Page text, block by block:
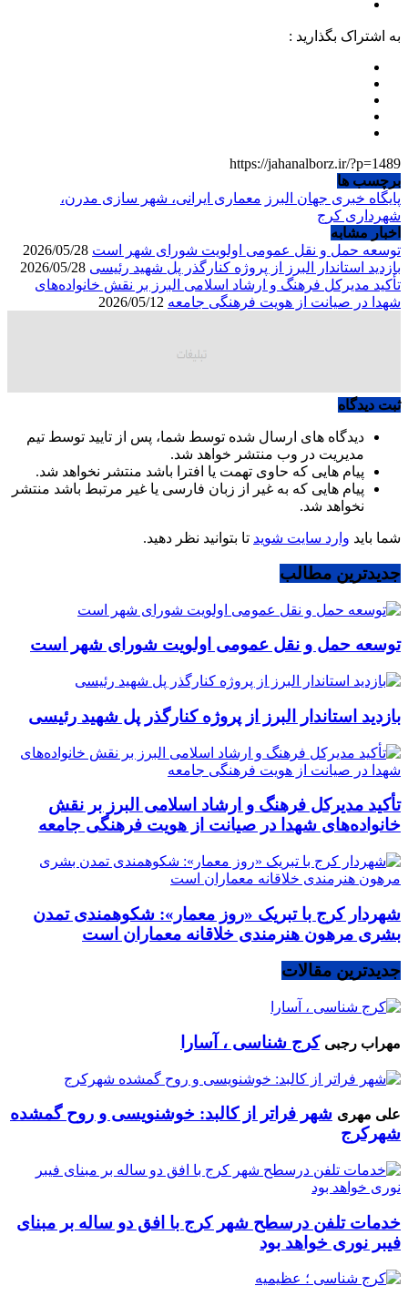
به اشتراک بگذارید :
https://jahanalborz.ir/?p=1489
برچسب ها
پایگاه خبری جهان البرز معماری ایرانی، شهر سازی مدرن،
شهرداری کرج
اخبار مشابه
توسعه حمل و نقل عمومی اولویت شورای شهر است
بازدید استاندار البرز از پروژه کنارگذر پل شهید رئیسی
تأکید مدیرکل فرهنگ و ارشاد اسلامی البرز بر نقش خانواده‌های
شهدا در صیانت از هویت فرهنگی جامعه
ثبت دیدگاه
دیدگاه های ارسال شده توسط شما، پس از تایید توسط تیم
مدیریت در وب منتشر خواهد شد.
پیام هایی که حاوی تهمت یا افترا باشد منتشر نخواهد شد.
پیام هایی که به غیر از زبان فارسی یا غیر مرتبط باشد منتشر
نخواهد شد.
شما باید وارد سایت شوید تا بتوانید نظر دهید.
جدیدترین مطالب
توسعه حمل و نقل عمومی اولویت شورای شهر است
بازدید استاندار البرز از پروژه کنارگذر پل شهید رئیسی
تأکید مدیرکل فرهنگ و ارشاد اسلامی البرز بر نقش
خانواده‌های شهدا در صیانت از هویت فرهنگی جامعه
شهردار کرج با تبریک «روز معمار»: شکوهمندی تمدن
بشری مرهون هنرمندی خلاقانه معماران است
جدیدترین مقالات
مهراب رجبی کرج شناسی ، آسارا
علی مهری شهر فراتر از کالبد: خوشنویسی و روح گمشده
شهرکرج
خدمات تلفن درسطح شهر کرج با افق دو ساله بر مبنای
فیبر نوری خواهد بود